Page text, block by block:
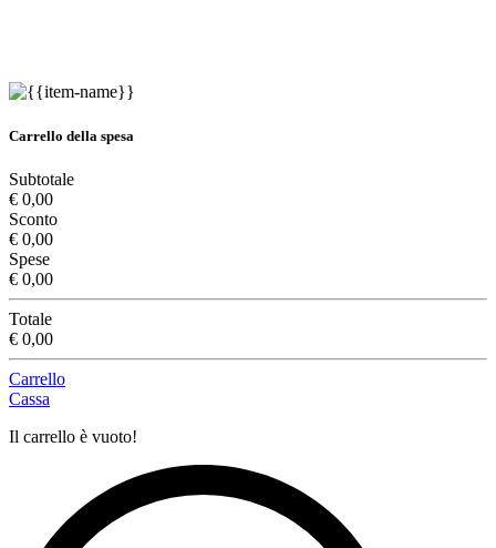
Carrello della spesa
Subtotale
€ 0,00
Sconto
€ 0,00
Spese
€ 0,00
Totale
€ 0,00
Carrello
Cassa
Il carrello è vuoto!